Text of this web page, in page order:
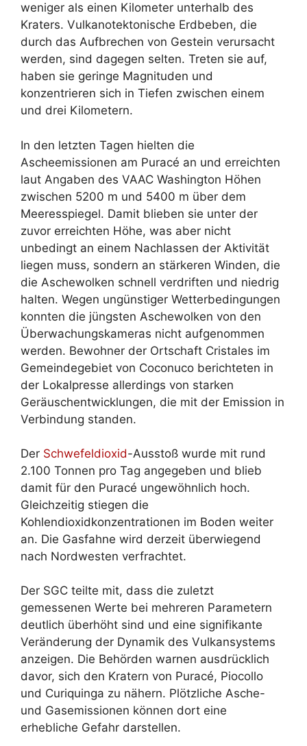
weniger als einen Kilometer unterhalb des
Kraters. Vulkanotektonische Erdbeben, die
durch das Aufbrechen von Gestein verursacht
werden, sind dagegen selten. Treten sie auf,
haben sie geringe Magnituden und
konzentrieren sich in Tiefen zwischen einem
und drei Kilometern.
In den letzten Tagen hielten die
Ascheemissionen am Puracé an und erreichten
laut Angaben des VAAC Washington Höhen
zwischen 5200 m und 5400 m über dem
Meeresspiegel. Damit blieben sie unter der
zuvor erreichten Höhe, was aber nicht
unbedingt an einem Nachlassen der Aktivität
liegen muss, sondern an stärkeren Winden, die
die Aschewolken schnell verdriften und niedrig
halten. Wegen ungünstiger Wetterbedingungen
konnten die jüngsten Aschewolken von den
Überwachungskameras nicht aufgenommen
werden. Bewohner der Ortschaft Cristales im
Gemeindegebiet von Coconuco berichteten in
der Lokalpresse allerdings von starken
Geräuschentwicklungen, die mit der Emission in
Verbindung standen.
Der Schwefeldioxid-Ausstoß wurde mit rund
2.100 Tonnen pro Tag angegeben und blieb
damit für den Puracé ungewöhnlich hoch.
Gleichzeitig stiegen die
Kohlendioxidkonzentrationen im Boden weiter
an. Die Gasfahne wird derzeit überwiegend
nach Nordwesten verfrachtet.
Der SGC teilte mit, dass die zuletzt
gemessenen Werte bei mehreren Parametern
deutlich überhöht sind und eine signifikante
Veränderung der Dynamik des Vulkansystems
anzeigen. Die Behörden warnen ausdrücklich
davor, sich den Kratern von Puracé, Piocollo
und Curiquinga zu nähern. Plötzliche Asche-
und Gasemissionen können dort eine
erhebliche Gefahr darstellen.